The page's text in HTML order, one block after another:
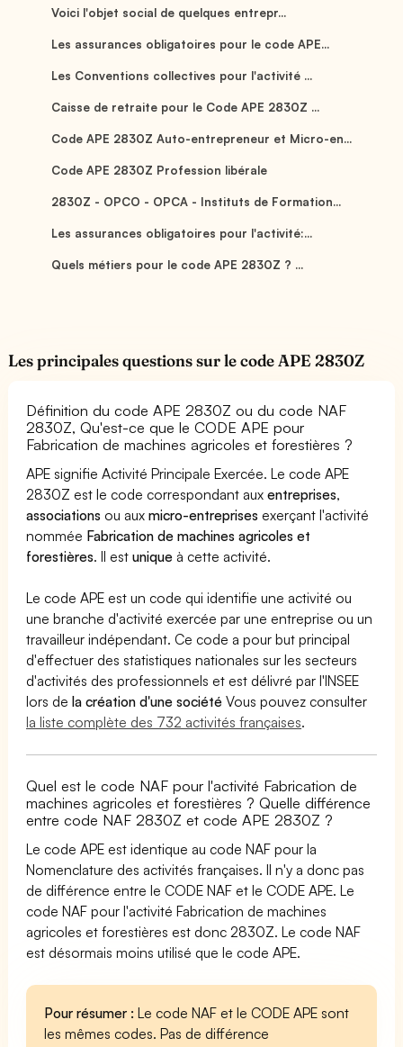
Voici l'objet social de quelques entrepr...
Les assurances obligatoires pour le code APE...
Les Conventions collectives pour l'activité ...
Caisse de retraite pour le Code APE 2830Z ...
Code APE 2830Z Auto-entrepreneur et Micro-en...
Code APE 2830Z Profession libérale
2830Z - OPCO - OPCA - Instituts de Formation...
Les assurances obligatoires pour l'activité:...
Quels métiers pour le code APE 2830Z ? ...
Les principales questions sur le code APE 2830Z
Définition du code APE 2830Z ou du code NAF
2830Z, Qu'est-ce que le CODE APE pour
Fabrication de machines agricoles et forestières ?
APE signifie Activité Principale Exercée. Le code APE
2830Z est le code correspondant auxentreprises,
associations ou auxmicro-entreprises exerçant l'activité
nommée Fabrication de machines agricoles et
forestières. Il estunique à cette activité.
Le code APE est un code qui identifie une activité ou
une branche d'activité exercée par une entreprise ou un
travailleur indépendant. Ce code a pour but principal
d'effectuer des statistiques nationales sur les secteurs
d'activités des professionnels et est délivré par l'INSEE
lors dela création d'une société Vous pouvez consulter
la liste complète des 732 activités françaises.
Quel est le code NAF pour l'activité Fabrication de
machines agricoles et forestières ? Quelle différence
entre code NAF 2830Z et code APE 2830Z ?
Le code APE est identique au code NAF pour la
Nomenclature des activités françaises. Il n'y a donc pas
de différence entre le CODE NAF et le CODE APE. Le
code NAF pour l'activité Fabrication de machines
agricoles et forestières est donc 2830Z. Le code NAF
est désormais moins utilisé que le code APE.
Pour résumer : Le code NAF et le CODE APE sont
les mêmes codes. Pas de différence